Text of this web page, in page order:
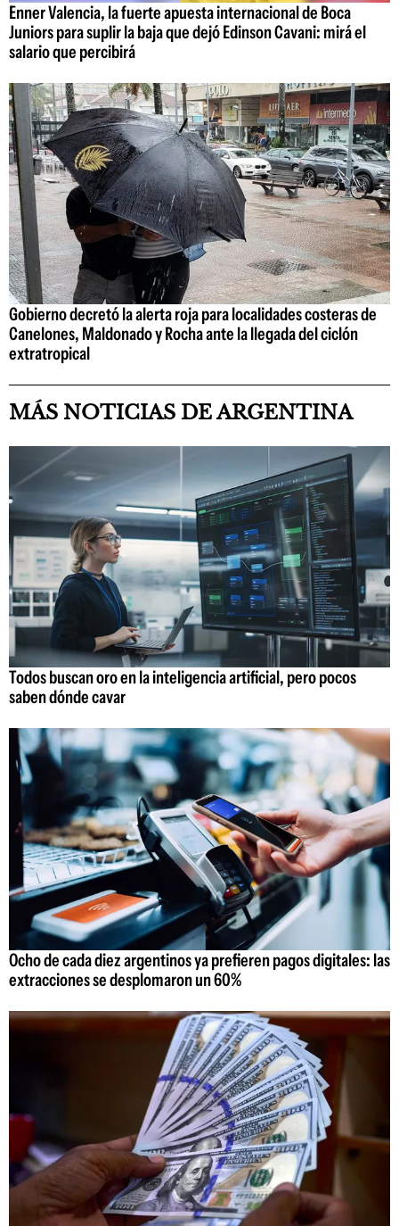
Enner Valencia, la fuerte apuesta internacional de Boca
Juniors para suplir la baja que dejó Edinson Cavani: mirá el
salario que percibirá
Gobierno decretó la alerta roja para localidades costeras de
Canelones, Maldonado y Rocha ante la llegada del ciclón
extratropical
MÁS NOTICIAS DE ARGENTINA
Todos buscan oro en la inteligencia artificial, pero pocos
saben dónde cavar
Ocho de cada diez argentinos ya prefieren pagos digitales: las
extracciones se desplomaron un 60%